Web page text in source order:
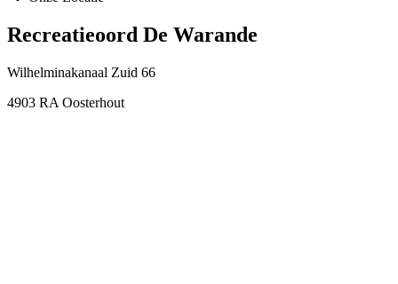
Recreatieoord De Warande
Wilhelminakanaal Zuid 66
4903 RA Oosterhout